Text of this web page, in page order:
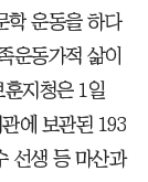
학 운동을 하다
운동가적 삶이
지청은 1일
에 보관된 193
선생 등 마산과